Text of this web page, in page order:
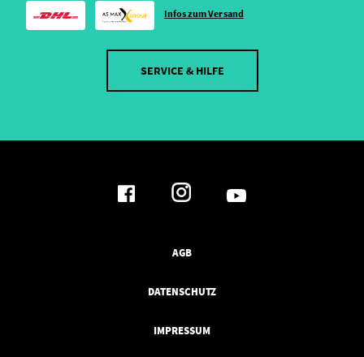
Infos zum Versand
SERVICE & HILFE
AGB
DATENSCHUTZ
IMPRESSUM